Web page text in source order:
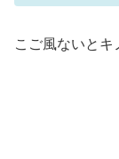
こご風ないと